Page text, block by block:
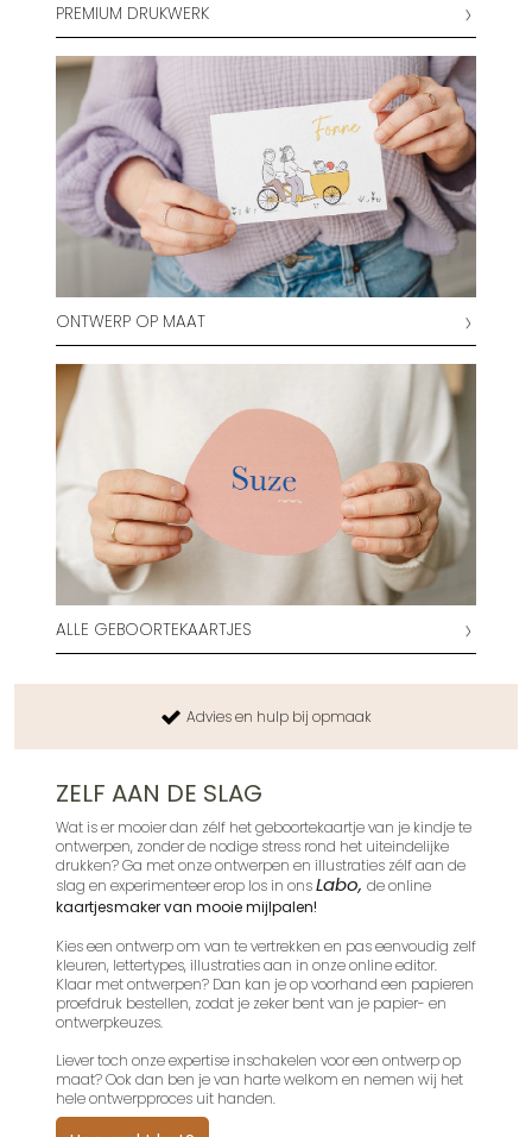
PREMIUM DRUKWERK
ONTWERP OP MAAT
ALLE GEBOORTEKAARTJES
Unieke illustraties van onze ontwerpers
Maak z&eacute;lf je kaartje in ons <em>Labo</em>
Advies en hulp bij opmaak
Unieke illustraties van onze ontwerpers
ZELF AAN DE SLAG
Wat is er mooier dan zélf het geboortekaartje van je kindje te
ontwerpen, zonder de nodige stress rond het uiteindelijke
drukken?Ga met onzeontwerpen en illustraties zélf aan de
slag en experimenteer erop los in onsLabo, de online
kaartjesmaker van mooie mijlpalen!
Kies een ontwerp om van te vertrekken en pas eenvoudig zelf
kleuren, lettertypes, illustraties aan in onze online editor.
Klaar met ontwerpen? Dan kan je op voorhand een papieren
proefdruk bestellen, zodat je zeker bent van je papier- en
ontwerpkeuzes.
Liever toch onze expertise inschakelen voor een ontwerp op
maat? Ook dan ben je van harte welkom en nemen wij het
hele ontwerpproces uit handen.